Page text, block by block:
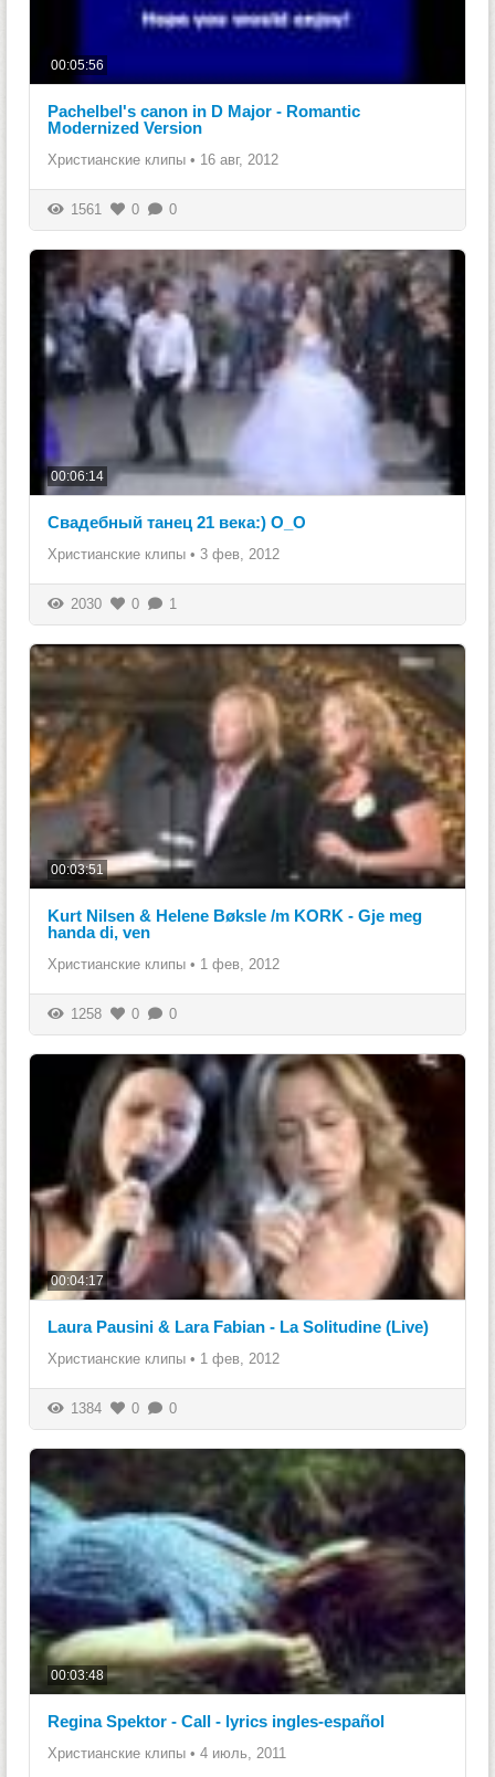
00:05:56
Pachelbel's canon in D Major - Romantic
Modernized Version
Христианские клипы • 16 авг, 2012
1561 0 0
00:06:14
Свадебный танец 21 века:) О_О
Христианские клипы • 3 фев, 2012
2030 0 1
00:03:51
Kurt Nilsen & Helene Bøksle /m KORK - Gje meg
handa di, ven
Христианские клипы • 1 фев, 2012
1258 0 0
00:04:17
Laura Pausini & Lara Fabian - La Solitudine (Live)
Христианские клипы • 1 фев, 2012
1384 0 0
00:03:48
Regina Spektor - Call - lyrics ingles-español
Христианские клипы • 4 июль, 2011